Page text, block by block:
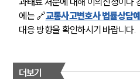
에는 🔗교통사고변호사 법률상담
대응 방향을 확인하시기 바랍니다.
더보기